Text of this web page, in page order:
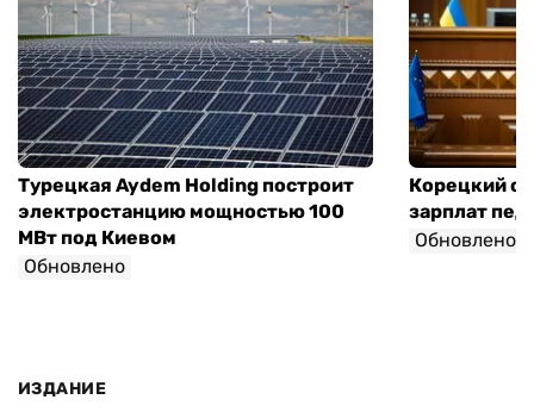
Турецкая Aydem Holding построит
электростанцию мощностью 100
МВт под Киевом
Обновлено
Корецкий
зарплат
Обновлено
ИЗДАНИЕ